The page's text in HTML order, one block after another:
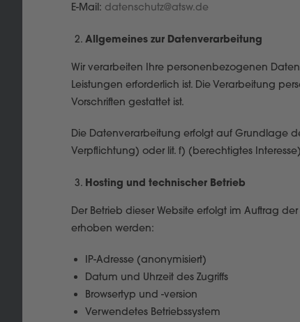
E-Mail: datenschutz@atsw.de
Allgemeines zur Datenverarbeitung
Wir verarbeiten Ihre personenbezogenen
Leistungen erforderlich ist. Die Verarbeitung
Vorschriften gestattet ist.
Die Datenverarbeitung erfolgt auf Grundlage
Verpflichtung) oder lit. f) (berechtigtes
Hosting und technischer Betrieb
Der Betrieb dieser Website erfolgt im Auftrag
erhoben werden:
IP-Adresse (anonymisiert)
Datum und Uhrzeit des Zugriffs
Browsertyp und -version
Verwendetes Betriebssystem